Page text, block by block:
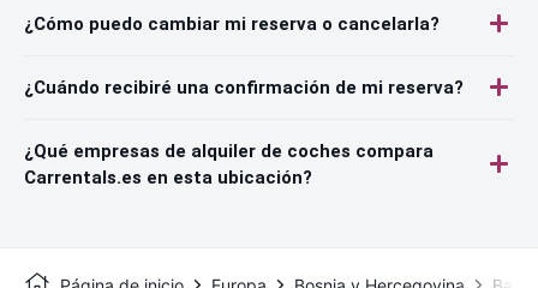
¿Cómo puedo cambiar mi reserva o cancelarla?
¿Cuándo recibiré una confirmación de mi reserva?
¿Qué empresas de alquiler de coches compara
Carrentals.es en esta ubicación?